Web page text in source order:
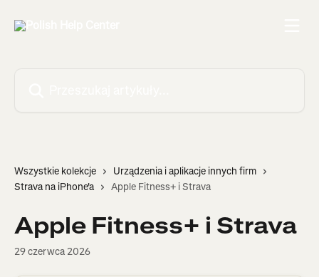
Wszystkie kolekcje
Urządzenia i aplikacje innych firm
Strava na iPhone'a
Apple Fitness+ i Strava
Apple Fitness+ i Strava
29 czerwca 2026